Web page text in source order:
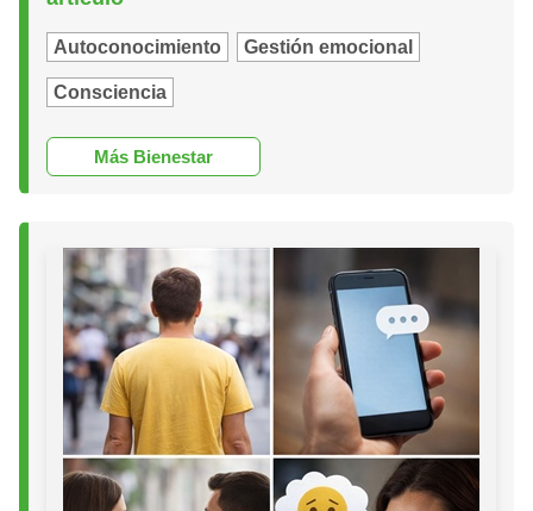
Autoconocimiento Gestión emocional
Consciencia
Más Bienestar